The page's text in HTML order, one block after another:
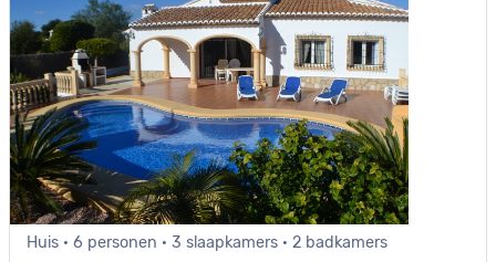
Huis · 6 personen · 3 slaapkamers · 2 badkamers